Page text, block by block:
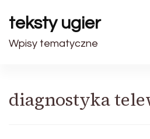
teksty ugier
Wpisy tematyczne
diagnostyka